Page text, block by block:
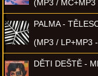
(MP3 / MC+MP3
PALMA -
(MP3 / LP+MP3
DĚTI DEŠTĚ -